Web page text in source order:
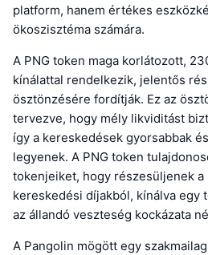
platform, hanem értékes
ökoszisztéma számára.
A PNG token maga korlátozott,
kínálattal rendelkezik, jelentős
ösztönzésére fordítják. Ez az
tervezve, hogy mély likviditást
így a kereskedések gyorsabbak
legyenek. A PNG token
tokenjeiket, hogy részesüljenek
kereskedési díjakból, kínálva egy
az állandó veszteség kockázata
A Pangolin mögött egy